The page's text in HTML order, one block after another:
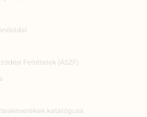
Feltételek (ÁSZF)
katalógusa